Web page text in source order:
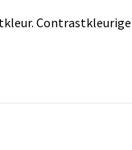
Contrastkleurige